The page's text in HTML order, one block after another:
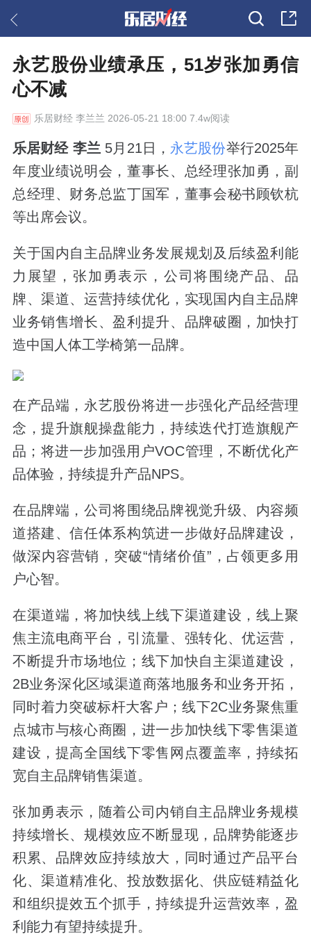
永艺股份业绩承压，51岁张加勇信
心不减
乐居财经李兰兰 2026-05-21 18:00 7.4w阅读
乐居财经 李兰 5月21日， 永艺股份举行2025年
年度业绩说明会，董事长、总经理张加勇，副
总经理、财务总监丁国军，董事会秘书顾钦杭
等出席会议。
关于国内自主品牌业务发展规划及后续盈利能
力展望，张加勇表示，公司将围绕产品、品
牌、渠道、运营持续优化，实现国内自主品牌
业务销售增长、盈利提升、品牌破圈，加快打
造中国人体工学椅第一品牌。
在产品端，永艺股份将进一步强化产品经营理
念，提升旗舰操盘能力，持续迭代打造旗舰产
品；将进一步加强用户VOC管理，不断优化产
品体验，持续提升产品NPS。
在品牌端，公司将围绕品牌视觉升级、内容频
道搭建、信任体系构筑进一步做好品牌建设，
做深内容营销，突破“情绪价值”，占领更多用
户心智。
在渠道端，将加快线上线下渠道建设，线上聚
焦主流电商平台，引流量、强转化、优运营，
不断提升市场地位；线下加快自主渠道建设，
2B业务深化区域渠道商落地服务和业务开拓，
同时着力突破标杆大客户；线下2C业务聚焦重
点城市与核心商圈，进一步加快线下零售渠道
建设，提高全国线下零售网点覆盖率，持续拓
宽自主品牌销售渠道。
张加勇表示，随着公司内销自主品牌业务规模
持续增长、规模效应不断显现，品牌势能逐步
积累、品牌效应持续放大，同时通过产品平台
化、渠道精准化、投放数据化、供应链精益化
和组织提效五个抓手，持续提升运营效率，盈
利能力有望持续提升。